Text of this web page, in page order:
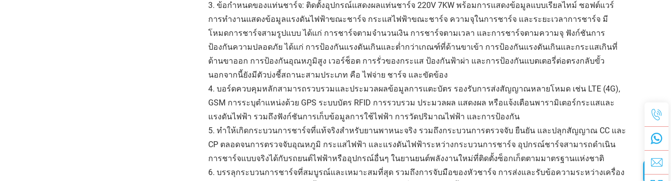
3. ข้อกำหนดของแท่นชาร์จ: ติดตั้งอุปกรณ์แสดงผลแท่นชาร์จ 220V 7KW พร้อมการแสดงข้อมูลแบบเรียลไทม์ ซอฟต์แวร์
การทำงานแสดงข้อมูลแรงดันไฟฟ้าขณะชาร์จ กระแสไฟฟ้าขณะชาร์จ ความจุในการชาร์จ และระยะเวลาการชาร์จ มี
โหมดการชาร์จสามรูปแบบ ได้แก่ การชาร์จตามจำนวนเงิน การชาร์จตามเวลา และการชาร์จตามความจุ ฟังก์ชันการ
ป้องกันความปลอดภัย ได้แก่ การป้องกันแรงดันเกินและต่ำกว่าเกณฑ์ที่ด้านขาเข้า การป้องกันแรงดันเกินและกระแสเกินที่
ด้านขาออก การป้องกันอุณหภูมิสูง เวอร์ช็อต การรั่วของกระแส ป้องกันฟ้าผ่า และการป้องกันแบตเตอรี่ต่อตรงกลับขั้ว
นอกจากนี้ยังมีตัวบ่งชี้สถานะสามประเภท คือ ไฟจ่าย ชาร์จ และขัดข้อง
4. บอร์ดควบคุมหลักสามารถรวบรวมและประมวลผลข้อมูลการแตะบัตร รองรับการส่งสัญญาณหลายโหมด เช่น LTE (4G),
GSM การระบุตำแหน่งด้วย GPS ระบบบัตร RFID การรวบรวม ประมวลผล แสดงผล หรือแจ้งเตือนพารามิเตอร์กระแสและ
แรงดันไฟฟ้า รวมถึงฟังก์ชันการเก็บข้อมูลการใช้ไฟฟ้า การวัดปริมาณไฟฟ้า และการป้องกัน
5. ทำให้เกิดกระบวนการชาร์จที่แท้จริงสำหรับยานพาหนะจริง รวมถึงกระบวนการตรวจจับ ยืนยัน และปลุกสัญญาณ CC และ
CP ตลอดจนการตรวจจับอุณหภูมิ กระแสไฟฟ้า และแรงดันไฟฟ้าระหว่างกระบวนการชาร์จ อุปกรณ์ชาร์จสามารถดำเนิน
การชาร์จแบบจริงได้กับรถยนต์ไฟฟ้าหรืออุปกรณ์อื่นๆ ในยานยนต์พลังงานใหม่ที่ติดตั้งซ็อกเก็ตตามมาตรฐานแห่งชาติ
6. บรรลุกระบวนการชาร์จที่สมบูรณ์และเหมาะสมที่สุด รวมถึงการจับมือของหัวชาร์จ การส่งและรับข้อความระหว่างเครื่อง